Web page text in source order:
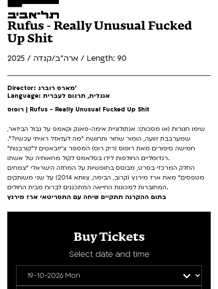
Rufus - Really Unusual Fucked
Up Shit
ארה"ב/קנדה / 2025 / Length: 90
Director: מארס רוברג'
Language: אנגלית, תרגום לעברית
רופוס | Rufus - Really Unusual Fucked Up Shit
שימו חגורות (או מסכות): אנתולוגיית אימה-פאנק וקאמפ על גבול הביזאר,
שמערבבת זוועה, הומור שחור ותחושת "מה לעזאזל ראיתי עכשיו?".
חמישה סיפורים מאת רופוס (ריק רוס) המספר צ'יזבאטים ל"קורבנות"
רנדומליים החולפות לידו בסלאמס לקול מחאותיה של אשתו.
החלק המרכזי בסרט, מבוסס בחופשיות על המחזה הישראלי “צמחים
מטפסים” מאת ארז מירנץ (קרוב, הבימה, צוותא 2014) על שני משותקים
המחוברות למכונות החייאה המתכננים לברוח מבית החולים.
בתום ההקרנה תתקיים שיחה עם התסריטאי ארז מירנץ
Buy Tickets
Select date and time